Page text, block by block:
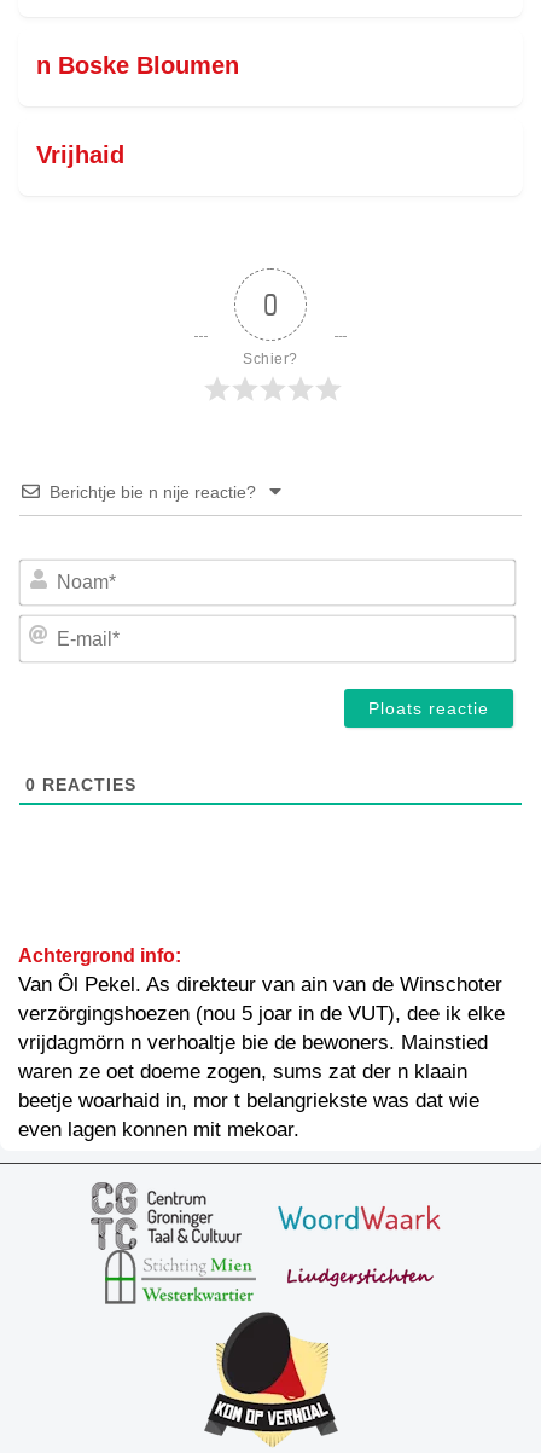
n Boske Bloumen
Vrijhaid
0
Schier?
Berichtje bie n nije reactie?
E-
0 REACTIES
Achtergrond info:
Van Ôl Pekel. As direkteur van ain van de Winschoter
verzörgingshoezen (nou 5 joar in de VUT), dee ik elke
vrijdagmörn n verhoaltje bie de bewoners. Mainstied
waren ze oet doeme zogen, sums zat der n klaain
beetje woarhaid in, mor t belangriekste was dat wie
even lagen konnen mit mekoar.